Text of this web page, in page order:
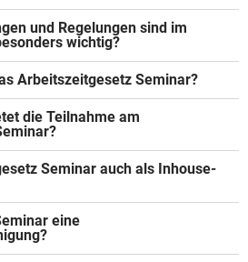
und Regelungen sind im
wichtig?
Arbeitszeitgesetz Seminar?
die Teilnahme am
Seminar auch als Inhouse-
eine